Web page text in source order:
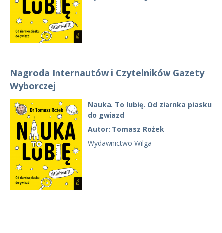
Nagroda Internautów i Czytelników Gazety
Wyborczej
Nauka. To lubię. Od ziarnka piasku
do gwiazd
Autor: Tomasz Rożek
Wydawnictwo Wilga